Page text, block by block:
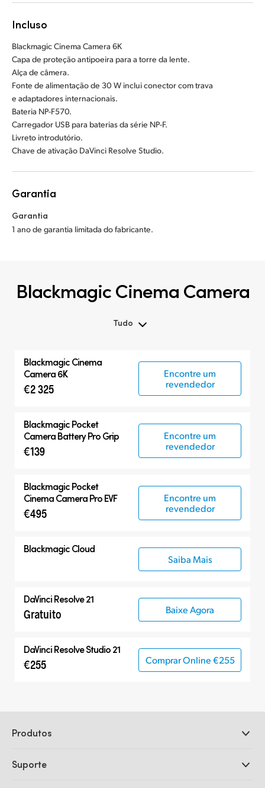
Incluso
Blackmagic Cinema Camera 6K
Capa de proteção antipoeira para a torre da lente.
Alça de câmera.
Fonte de alimentação de 30 W inclui conector com trava
e adaptadores internacionais.
Bateria NP-F570.
Carregador USB para baterias da série NP-F.
Livreto introdutório.
Chave de ativação DaVinci Resolve Studio.
Garantia
Garantia
1 ano de garantia limitada do fabricante.
Blackmagic Cinema Camera
Tudo
Blackmagic Cinema Camera
BlackmagicCinema
Camera 6K
€2 325
Encontre um
revendedor
Blackmagic Pocket
Camera Battery Pro Grip
€139
Encontre um
revendedor
Blackmagic Pocket
Cinema Camera Pro EVF
€495
Encontre um
revendedor
Blackmagic Cloud
Saiba Mais
DaVinci Resolve 21
Gratuito Baixe Agora
DaVinci Resolve Studio 21
€255 Comprar Online €255
Produtos
DaVinci Resolve e Fusion
Suporte